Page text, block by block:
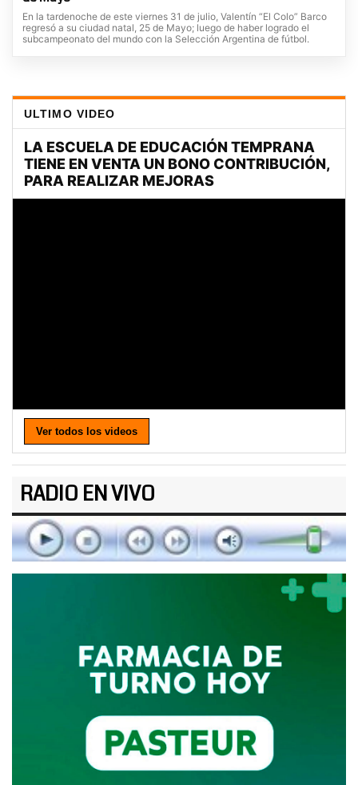
En la tardenoche de este viernes 31 de julio, Valentín “El Colo” Barco
regresó a su ciudad natal, 25 de Mayo; luego de haber logrado el
subcampeonato del mundo con la Selección Argentina de fútbol.
ULTIMO VIDEO
Ver todos los videos
RADIO EN VIVO